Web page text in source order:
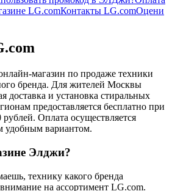
LG.comКонтакты LG.comОцени
магазин по продаже техники
бренда. Для жителей Москвы
доставка и установка стиральных
предоставляется бесплатно при
Оплата осуществляется
удобным вариантом.
Элджи?
технику какого бренда
на ассортимент LG.com.